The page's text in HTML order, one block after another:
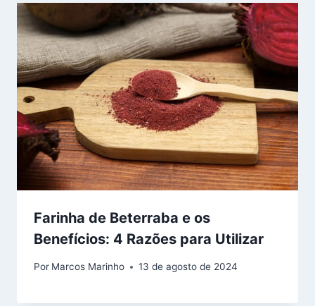
Farinha de Beterraba e os
Benefícios: 4 Razões para Utilizar
Por Marcos Marinho 13 de agosto de 2024